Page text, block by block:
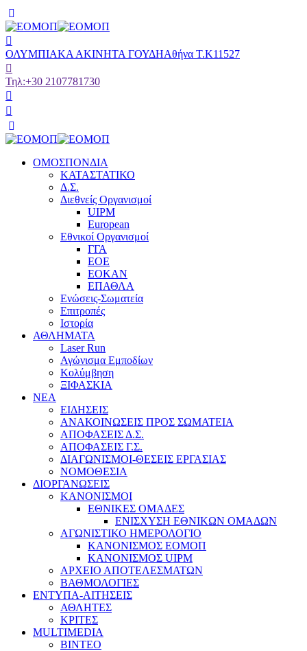
ΟΛΥΜΠΙΑΚΑ ΑΚΙΝΗΤΑ ΓΟΥΔΗΑθήνα Τ.Κ11527
Τηλ:+30 2107781730
ΟΜΟΣΠΟΝΔΙΑ
ΚΑΤΑΣΤΑΤΙΚΟ
Δ.Σ.
Διεθνείς Οργανισμοί
UIPM
European
Εθνικοί Οργανισμοί
ΓΓΑ
ΕΟΕ
ΕΟΚΑΝ
ΕΠΑΘΛΑ
Ενώσεις-Σωματεία
Επιτροπές
Ιστορία
ΑΘΛΗΜΑΤΑ
Laser Run
Αγώνισμα Εμποδίων
Κολύμβηση
ΞΙΦΑΣΚΙΑ
NEA
ΕΙΔΗΣΕΙΣ
ΑΝΑΚΟΙΝΩΣΕΙΣ ΠΡΟΣ ΣΩΜΑΤΕΙΑ
ΑΠΟΦΑΣΕΙΣ Δ.Σ.
ΑΠΟΦΑΣΕΙΣ Γ.Σ.
ΔΙΑΓΩΝΙΣΜΟΙ-ΘΕΣΕΙΣ ΕΡΓΑΣΙΑΣ
ΝΟΜΟΘΕΣΙΑ
ΔΙΟΡΓΑΝΩΣΕΙΣ
ΚΑΝΟΝΙΣΜΟΙ
ΕΘΝΙΚΕΣ ΟΜΑΔΕΣ
ΕΝΙΣΧΥΣΗ ΕΘΝΙΚΩΝ ΟΜΑΔΩΝ
ΑΓΩΝΙΣΤΙΚΟ ΗΜΕΡΟΛΟΓΙΟ
ΚΑΝΟΝΙΣΜΟΣ ΕΟΜΟΠ
ΚΑΝΟΝΙΣΜΟΣ UIPM
ΑΡΧΕΙΟ ΑΠΟΤΕΛΕΣΜΑΤΩΝ
ΒΑΘΜΟΛΟΓΙΕΣ
ΕΝΤΥΠΑ-ΑΙΤΗΣΕΙΣ
ΑΘΛΗΤΕΣ
ΚΡΙΤΕΣ
MULTIMEDIA
ΒΙΝΤΕΟ